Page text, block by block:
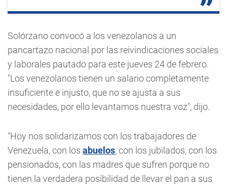
Solórzano convocó a los venezolanos a un
pancartazo nacional por las reivindicaciones sociales
y laborales pautado para este jueves 24 de febrero.
"Los venezolanos tienen un salario completamente
insuficiente e injusto, que no se ajusta a sus
necesidades, por ello levantamos nuestra voz", dijo.
"Hoy nos solidarizamos con los trabajadores de
Venezuela, con los abuelos, con los jubilados, con los
pensionados, con las madres que sufren porque no
tienen la verdadera posibilidad de llevar el pan a sus